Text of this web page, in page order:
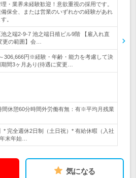
理・業界未経験歓迎！意欲重視の採用です。
保全、または営業のいずれかの経験があれ
。
之端2-9-7 池之端日殖ビル9階 【雇入れ直
更の範囲】会…
306,666円※経験・年齢・能力を考慮して決
間3ヶ月あり(待遇に変更…
間休憩60分時間外労働有無：有※平均月残業
* 完全週休2日制（土日祝）* 有給休暇（入社
末年始…
気になる